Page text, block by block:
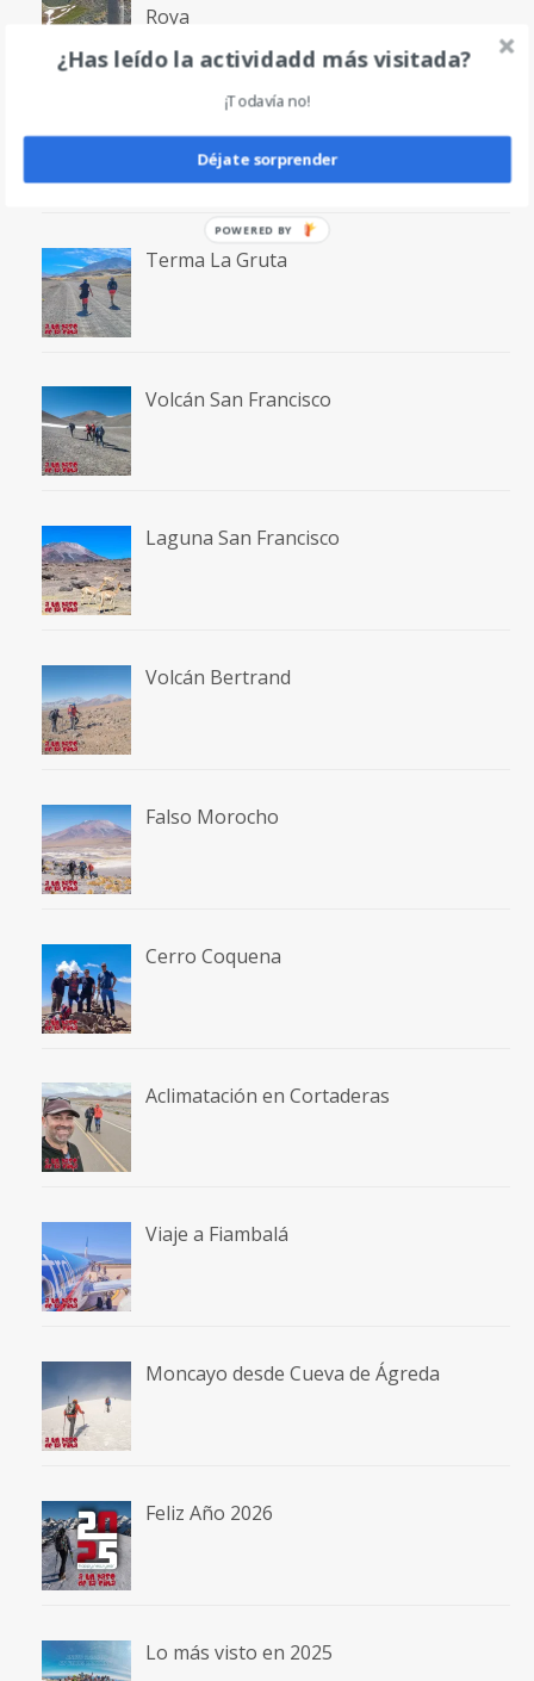
Roya
Terma La Gruta
Volcán San Francisco
Laguna San Francisco
Volcán Bertrand
Falso Morocho
Cerro Coquena
Aclimatación en Cortaderas
Viaje a Fiambalá
Moncayo desde Cueva de Ágreda
Feliz Año 2026
Lo más visto en 2025
¿Has leído la actividadd más visitada?
¡Todavía no!
Déjate sorprender
POWERED BY